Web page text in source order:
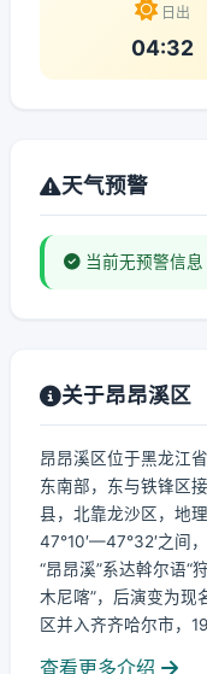
日出
04:32
天气预警
当前无预警信息
关于昂昂溪区
昂昂溪区位于黑龙江
东南部，东与铁锋区
县，北靠龙沙区，地
47°10′—47°32′之间
“昂昂溪”系达斡尔语“
木尼喀”，后演变为现
区并入齐齐哈尔市，
查看更多介绍